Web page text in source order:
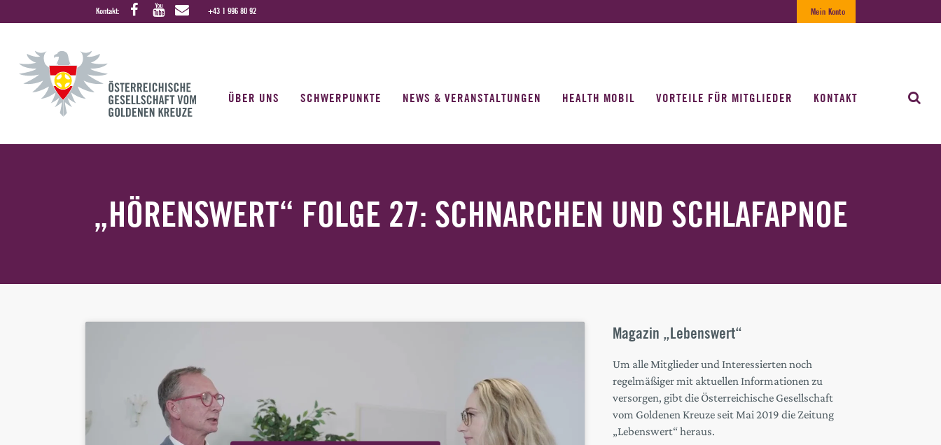
Kontakt: +43 1 996 80 92 Mein Konto
ÜBER UNS SCHWERPUNKTE NEWS & VERANSTALTUNGEN HEALTH MOBIL VORTEILE FÜR MITGLIEDER KONTAKT
„HÖRENSWERT“ FOLGE 27: SCHNARCHEN UND SCHLAFAPNOE
Magazin „Lebenswert“
Um alle Mitglieder und Interessierten noch
regelmäßiger mit aktuellen Informationen zu
versorgen, gibt die Österreichische Gesellschaft
vom Goldenen Kreuze seit Mai 2019 die Zeitung
„Lebenswert“ heraus.